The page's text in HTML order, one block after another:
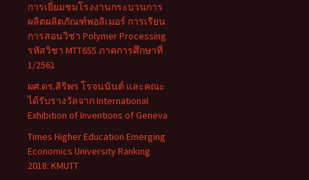
การเยี่ยมชมโรงงานกระบวนการ
ผลิตผลิตภัณฑ์พอลิเมอร์ การเรียน
การสอนวิชา Polymer Processing
รหัสวิชา MTT655 ภาคการศึกษาที่
1/2561
ผศ.ดร.สิริพร โรจนนันต์ และคณะ
ได้รับรางวัลจาก International
Exhibition of Inventions of Geneva
Times Higher Education Emerging
Economics University Ranking
2018: KMUTT